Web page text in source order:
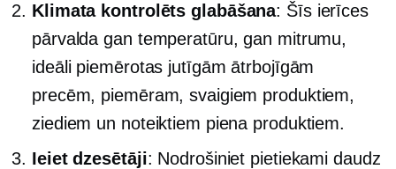
Klimata kontrolēts glabāšana: Šīs ierīces
pārvalda gan temperatūru, gan mitrumu,
ideāli piemērotas jutīgām ātrbojīgām
precēm, piemēram, svaigiem produktiem,
ziediem un noteiktiem piena produktiem.
Ieietdzesētāji: Nodrošiniet pietiekami daudz